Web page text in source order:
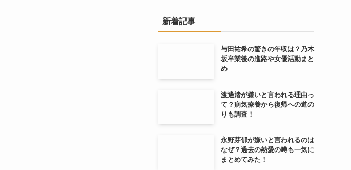
新着記事
与田祐希の驚きの年収は？乃木
坂卒業後の進路や女優活動まと
め
渡邊渚が嫌いと言われる理由っ
て？病気療養から復帰への道の
りも調査！
永野芽郁が嫌いと言われるのは
なぜ？過去の熱愛の噂も一気に
まとめてみた！